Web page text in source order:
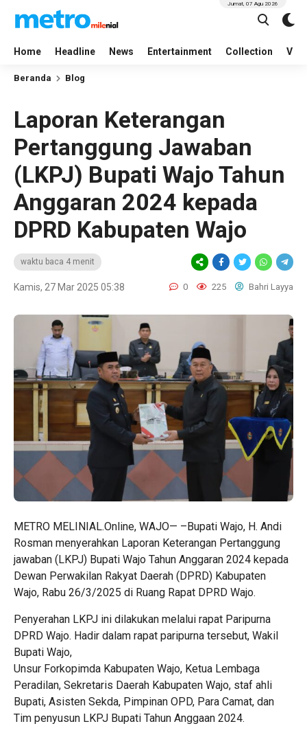
Home Headline News Entertainment Collection
Jumat, 07 Agu 2026
Beranda Blog
Laporan Keterangan
Pertanggung Jawaban
(LKPJ) Bupati Wajo Tahun
Anggaran 2024 kepada
DPRD Kabupaten Wajo
waktu baca 4 menit
Kamis, 27 Mar 2025 05:38 0 225 Bahri Layya
METRO MELINIAL.Online, WAJO— –Bupati Wajo, H. Andi
Rosman menyerahkan Laporan Keterangan Pertanggung
jawaban (LKPJ) Bupati Wajo Tahun Anggaran 2024 kepada
Dewan Perwakilan Rakyat Daerah (DPRD) Kabupaten
Wajo, Rabu 26/3/2025 di Ruang Rapat DPRD Wajo.
Penyerahan LKPJ ini dilakukan melalui rapat Paripurna
DPRD Wajo. Hadir dalam rapat paripurna tersebut, Wakil
Bupati Wajo,
Unsur Forkopimda Kabupaten Wajo, Ketua Lembaga
Peradilan, Sekretaris Daerah Kabupaten Wajo, staf ahli
Bupati, Asisten Sekda, Pimpinan OPD, Para Camat, dan
Tim penyusun LKPJ Bupati Tahun Anggaan 2024.